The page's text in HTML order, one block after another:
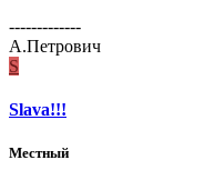
-------------
А.Петрович
S
Slava!!!
Местный